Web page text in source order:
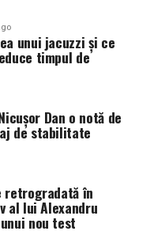
unui jacuzzi și ce
timpul de
Dan o notă de
de stabilitate
retrogradată în
al lui Alexandru
nou test